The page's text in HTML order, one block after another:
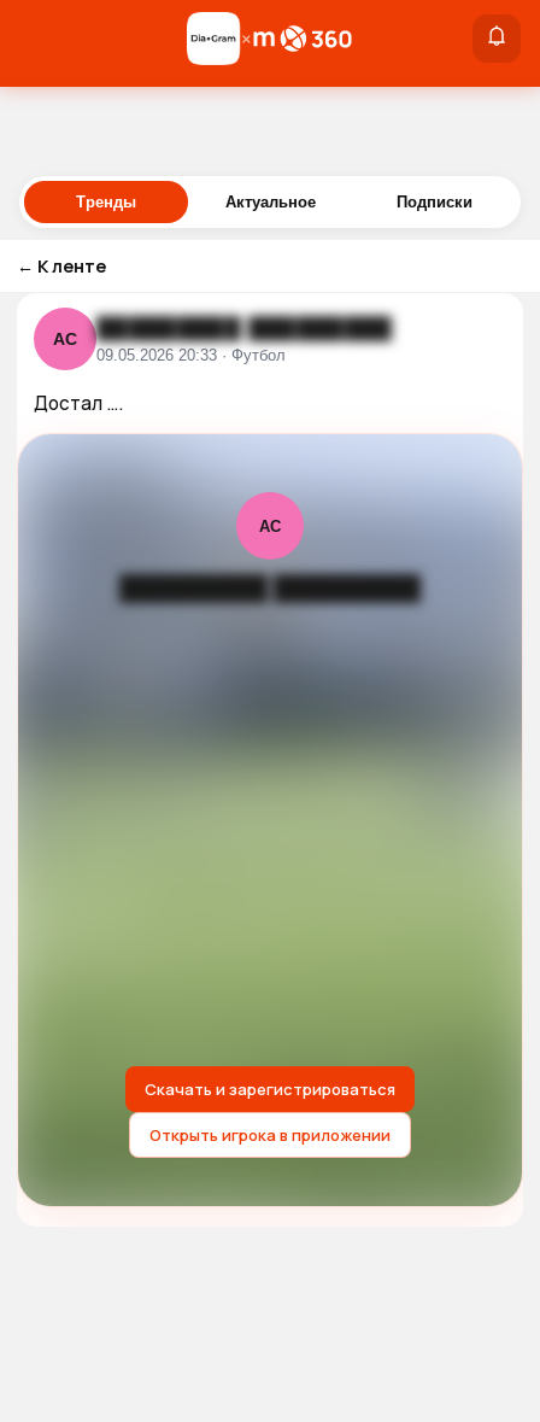
Войти
×
Тренды Актуальное Подписки
← К ленте
АС █████████ █████████
09.05.2026 20:33 · Футбол
Достал ….
АС
█████████ █████████
Скачать и зарегистрироваться
Открыть игрока в приложении